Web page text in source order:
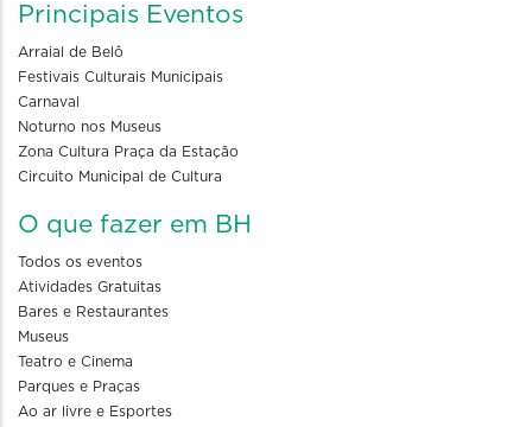
Principais Eventos
Arraial de Belô
Festivais Culturais Municipais
Carnaval
Noturno nos Museus
Zona Cultura Praça da Estação
Circuito Municipal de Cultura
O que fazer em BH
Todos os eventos
Atividades Gratuitas
Bares e Restaurantes
Museus
Teatro e Cinema
Parques e Praças
Ao ar livre e Esportes